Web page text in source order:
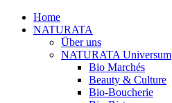
Home
NATURATA
Über uns
NATURATA Universum
Bio Marchés
Beauty & Culture
Bio-Boucherie